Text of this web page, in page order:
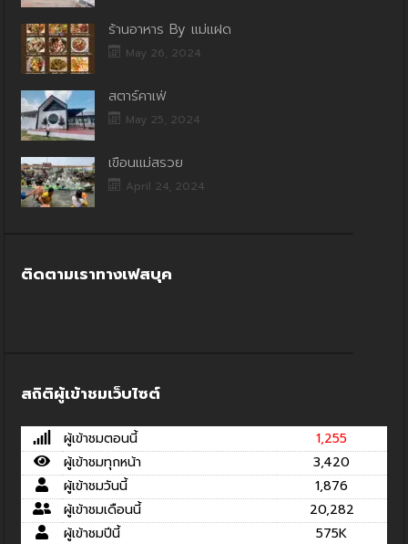
ร้านอาหาร By แม่แฝด
May 26, 2024
สตาร์คาเฟ่
May 25, 2024
เขื่อนแม่สรวย
April 24, 2024
ติดตามเราทางเฟสบุค
สถิติผู้เข้าชมเว็บไซต์
ผู้เข้าชมตอนนี้
1,255
ผู้เข้าชมทุกหน้า
3,420
ผู้เข้าชมวันนี้
1,876
ผู้เข้าชมเดือนนี้
20,282
ผู้เข้าชมปีนี้
575K